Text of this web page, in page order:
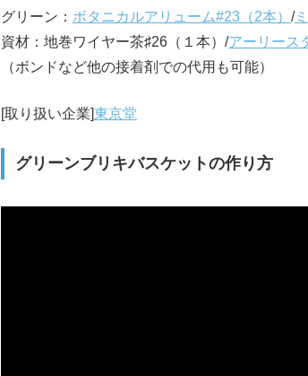
グリーン： ボタニカルアリューム#23（2本） /
資材：地巻ワイヤー茶♯26（１本）/アーリース
（ボンドなど他の接着剤での代用も可能）
[取り扱い企業]東京堂
グリーンブリキバスケットの作り方